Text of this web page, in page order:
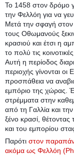
Το 1458 στον δρόμο
την Φελλόη για να
Μετά την σφαγή
τους Οθωμανούς
κρασιού και έτσι η
το πολύ τις
Αυτή η περίοδος
περιοχής γίνονται οι
προσπάθεια να
εμπόριο της χώρας.
στρέμματα στην
από τη Γαλλία και
ξένο κρασί, θέτοντας
και του εμπορίου
Παρότι στον
ακόμα ως Φελλόη